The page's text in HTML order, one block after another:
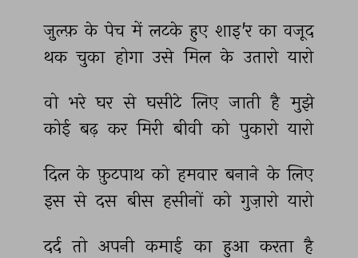
ज़ुल्फ़ के पेच में लटके हुए शाइ'र का वजूद
थक चुका होगा उसे मिल के उतारो यारो
वो भरे घर से घसीटे लिए जाती है मुझे
कोई बढ़ कर मिरी बीवी को पुकारो यारो
दिल के फ़ुटपाथ को हमवार बनाने के लिए
इस से दस बीस हसीनों को गुज़ारो यारो
दर्द तो अपनी कमाई का हुआ करता है